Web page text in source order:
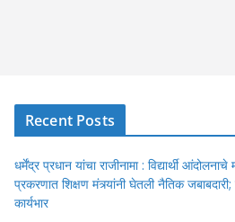
Recent Posts
धर्मेंद्र प्रधान यांचा राजीनामा : विद्यार्थी
प्रकरणात शिक्षण मंत्र्यांनी घेतली नैतिक
कार्यभार